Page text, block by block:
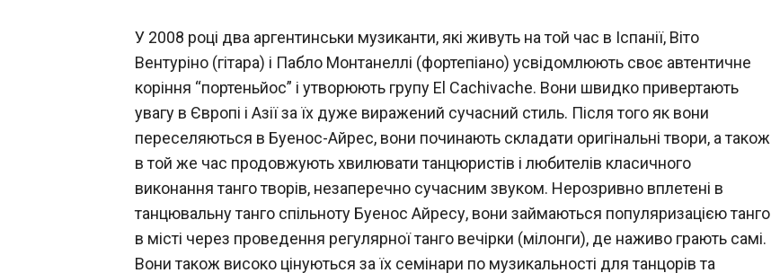
У 2008 році два аргентинськи музиканти, які живуть на той час в Іспанії, Віто
Вентуріно (гітара) і Пабло Монтанеллі (фортепіано) усвідомлюють своє автентичне
коріння “портеньйос” і утворюють групу Еl Cachivache. Вони швидко привертають
увагу в Європі і Азії за їх дуже виражений сучасний стиль. Після того як вони
переселяються в Буенос-Айрес, вони починають складати оригінальні твори, а також
в той же час продовжують хвилювати танцюристів і любителів класичного
виконання танго творів, незаперечно сучасним звуком. Нерозривно вплетені в
танцювальну танго спільноту Буенос Айресу, вони займаються популяризацією танго
в місті через проведення регулярної танго вечірки (мілонги), де наживо грають самі.
Вони також високо цінуються за їх семінари по музикальності для танцорів та